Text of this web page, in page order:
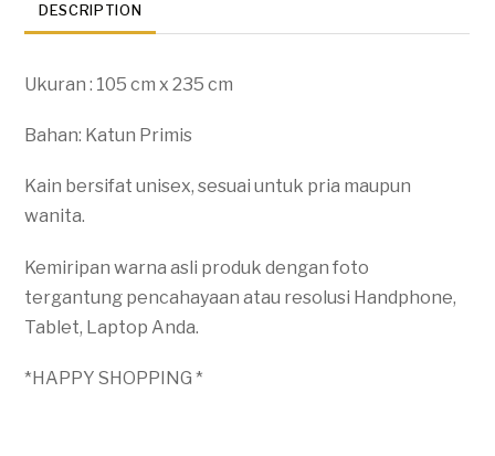
DESCRIPTION
Ukuran : 105 cm x 235 cm
Bahan: Katun Primis
Kain bersifat unisex, sesuai untuk pria maupun
wanita.
Kemiripan warna asli produk dengan foto
tergantung pencahayaan atau resolusi Handphone,
Tablet, Laptop Anda.
*HAPPY SHOPPING *